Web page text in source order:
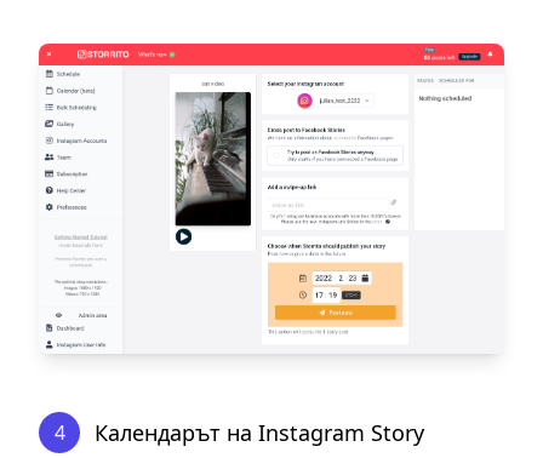
4 Календарът на Instagram Story